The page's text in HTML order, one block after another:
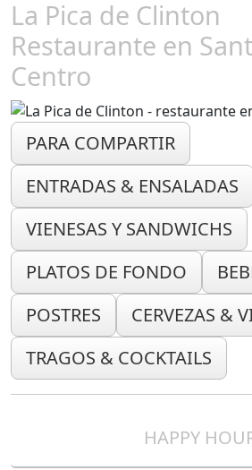
La Pica de Clinton
Restaurante en
Centro
PARA COMPARTIR
ENTRADAS & ENSALADAS
VIENESAS Y SANDWICHS
PLATOS DE FONDO
POSTRES
CERVEZAS &
TRAGOS & COCKTAILS
HAPPY